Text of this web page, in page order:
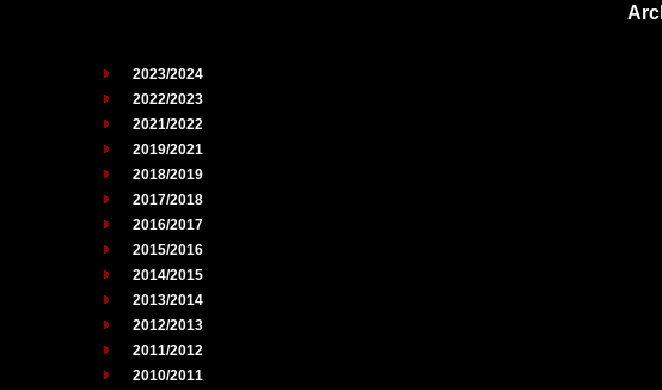
2023/2024
2022/2023
2021/2022
2019/2021
2018/2019
2017/2018
2016/2017
2015/2016
2014/2015
2013/2014
2012/2013
2011/2012
2010/2011